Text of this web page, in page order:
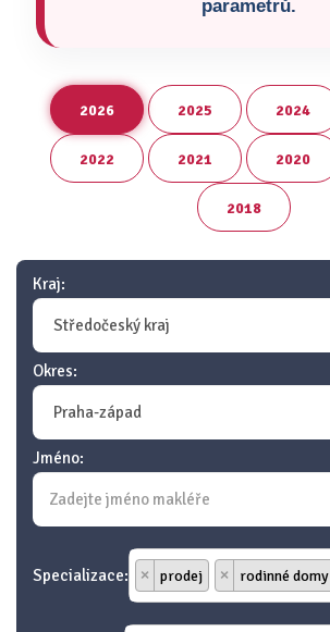
parametrů.
2026 2025 2024
2022 2021 2020
2018
Kraj:
Okres:
Jméno:
Specializace: × prodej × rodinné domy